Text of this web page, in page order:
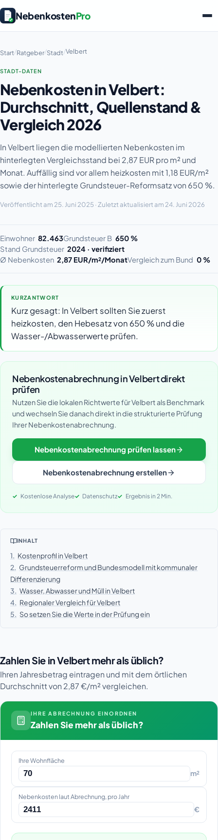
NebenkostenPro
Start/Ratgeber/Stadt/Velbert
STADT-DATEN
Nebenkosten in Velbert:
Durchschnitt, Quellenstand &
Vergleich 2026
In Velbert liegen die modellierten Nebenkosten im
hinterlegten Vergleichsstand bei 2,87 EUR pro m² und
Monat. Auffällig sind vor allem heizkosten mit 1,18 EUR/m²
sowie der hinterlegte Grundsteuer-Reformsatz von 650 %.
Veröffentlicht am 25. Juni 2025 · Zuletzt aktualisiert am 24. Juni 2026
Einwohner 82.463Grundsteuer B 650 %
Stand Grundsteuer 2024 · verifiziert
Ø Nebenkosten 2,87 EUR/m²/MonatVergleich zum Bund 0 %
KURZANTWORT
Kurz gesagt: In Velbert sollten Sie zuerst
heizkosten, den Hebesatz von 650 % und die
Wasser-/Abwasserwerte prüfen.
Nebenkostenabrechnung in Velbert direkt
prüfen
Nutzen Sie die lokalen Richtwerte für Velbert als Benchmark
und wechseln Sie danach direkt in die strukturierte Prüfung
Ihrer Nebenkostenabrechnung.
Nebenkostenabrechnung prüfen lassen
Nebenkostenabrechnung erstellen
Kostenlose Analyse Datenschutz Ergebnis in 2 Min.
INHALT
1. Kostenprofil in Velbert
2. Grundsteuerreform und Bundesmodell mit kommunaler
Differenzierung
3. Wasser, Abwasser und Müll in Velbert
4. Regionaler Vergleich für Velbert
5. So setzen Sie die Werte in der Prüfung ein
Zahlen Sie in Velbert mehr als üblich?
Ihren Jahresbetrag eintragen und mit dem örtlichen
Durchschnitt von 2,87 €/m² vergleichen.
IHRE ABRECHNUNG EINORDNEN
Zahlen Sie mehr als üblich?
Ihre Wohnfläche
m²
Nebenkosten laut Abrechnung, pro Jahr
€